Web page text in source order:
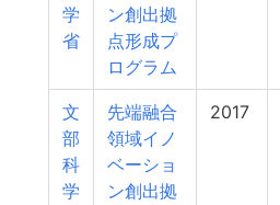
学
省
ン創出拠
点形成プ
ログラム
文
部
科
学
先端融合
領域イノ
ベーショ
ン創出拠
2017